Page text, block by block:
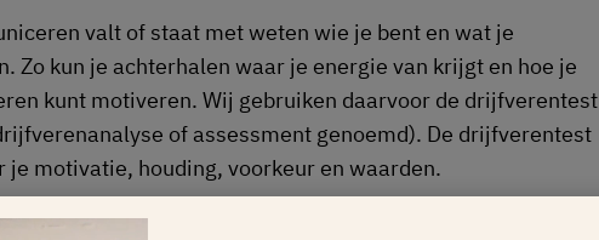
valt of staat met weten wie je bent en wat je
Zo kun je achterhalen waar je energie van krijgt en hoe je
kunt motiveren. Wij gebruiken daarvoor de drijfverentest
of assessment genoemd). De drijfverentest
je motivatie, houding, voorkeur en waarden.